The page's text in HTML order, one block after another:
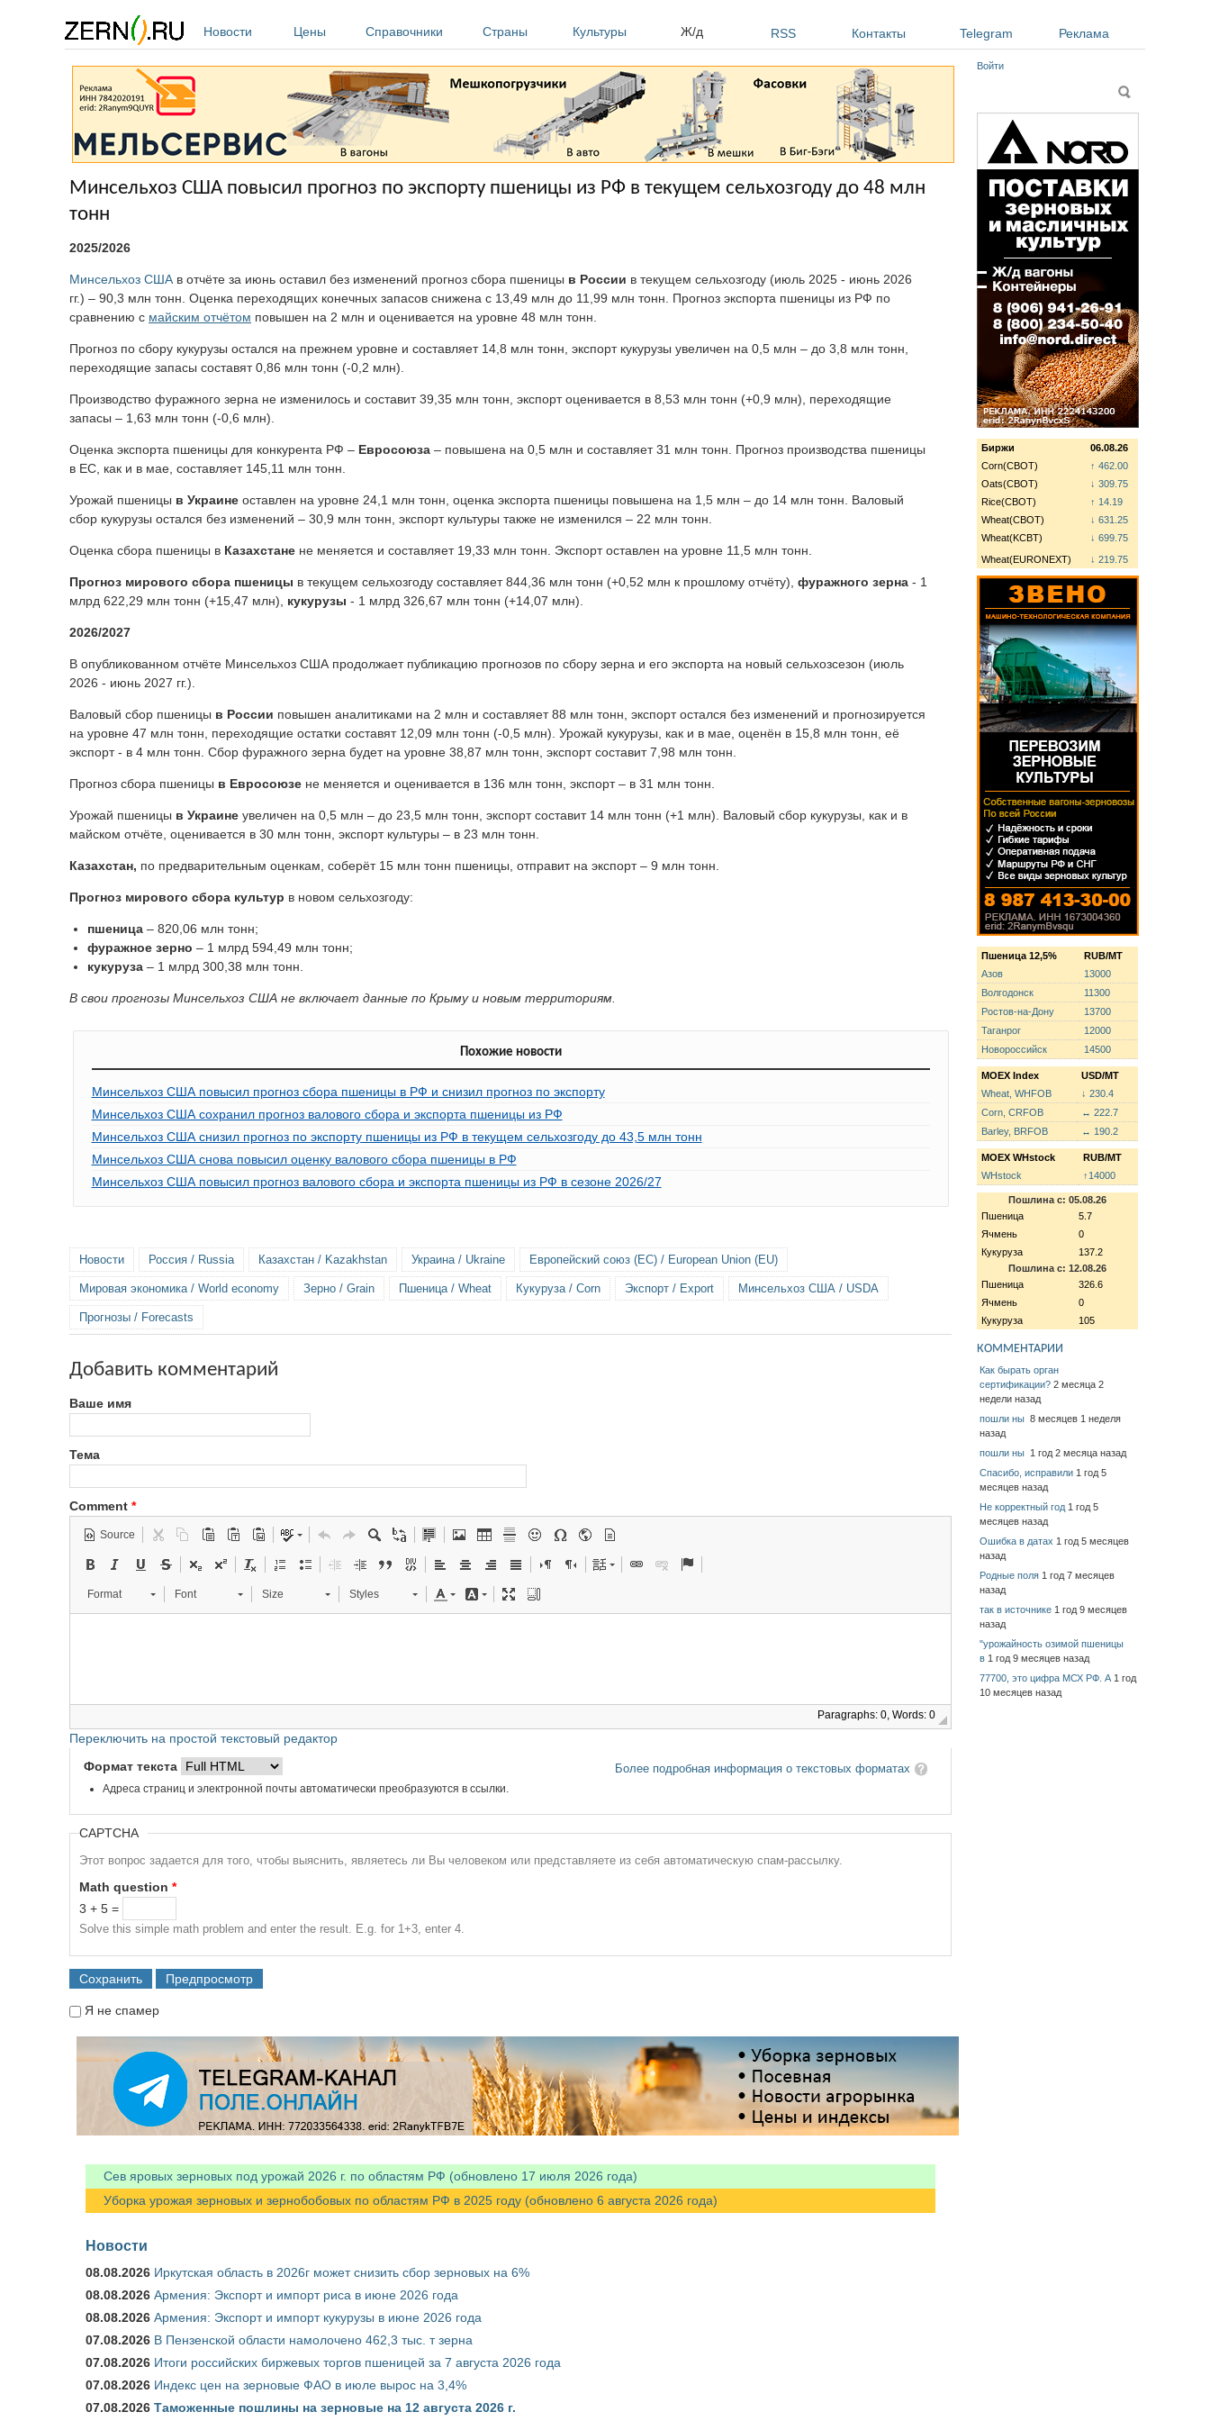
Новости
Цены Справочники Страны Культуры Ж/д RSS Контакты Telegram Реклама
Минсельхоз США повысил прогноз по экспорту пшеницы из РФ в текущем сельхозгоду до 48 млн
тонн
2025/2026
Минсельхоз США в отчёте за июнь оставил без изменений прогноз сбора пшеницы в России в текущем сельхозгоду (июль 2025 - июнь 2026
гг.) – 90,3 млн тонн. Оценка переходящих конечных запасов снижена с 13,49 млн до 11,99 млн тонн. Прогноз экспорта пшеницы из РФ по
сравнению с майским отчётом повышен на 2 млн и оценивается на уровне 48 млн тонн.
Прогноз по сбору кукурузы остался на прежнем уровне и составляет 14,8 млн тонн, экспорт кукурузы увеличен на 0,5 млн – до 3,8 млн тонн,
переходящие запасы составят 0,86 млн тонн (-0,2 млн).
Производство фуражного зерна не изменилось и составит 39,35 млн тонн, экспорт оценивается в 8,53 млн тонн (+0,9 млн), переходящие
запасы – 1,63 млн тонн (-0,6 млн).
Оценка экспорта пшеницы для конкурента РФ – Евросоюза – повышена на 0,5 млн и составляет 31 млн тонн. Прогноз производства пшеницы
в ЕС, как и в мае, составляет 145,11 млн тонн.
Урожай пшеницы в Украине оставлен на уровне 24,1 млн тонн, оценка экспорта пшеницы повышена на 1,5 млн – до 14 млн тонн. Валовый
сбор кукурузы остался без изменений – 30,9 млн тонн, экспорт культуры также не изменился – 22 млн тонн.
Оценка сбора пшеницы в Казахстане не меняется и составляет 19,33 млн тонн. Экспорт оставлен на уровне 11,5 млн тонн.
Прогноз мирового сбора пшеницы в текущем сельхозгоду составляет 844,36 млн тонн (+0,52 млн к прошлому отчёту), фуражного зерна - 1
млрд 622,29 млн тонн (+15,47 млн), кукурузы - 1 млрд 326,67 млн тонн (+14,07 млн).
2026/2027
В опубликованном отчёте Минсельхоз США продолжает публикацию прогнозов по сбору зерна и его экспорта на новый сельхозсезон (июль
2026 - июнь 2027 гг.).
Валовый сбор пшеницы в России повышен аналитиками на 2 млн и составляет 88 млн тонн, экспорт остался без изменений и прогнозируется
на уровне 47 млн тонн, переходящие остатки составят 12,09 млн тонн (-0,5 млн). Урожай кукурузы, как и в мае, оценён в 15,8 млн тонн, её
экспорт - в 4 млн тонн. Сбор фуражного зерна будет на уровне 38,87 млн тонн, экспорт составит 7,98 млн тонн.
Прогноз сбора пшеницы в Евросоюзе не меняется и оценивается в 136 млн тонн, экспорт – в 31 млн тонн.
Урожай пшеницы в Украине увеличен на 0,5 млн – до 23,5 млн тонн, экспорт составит 14 млн тонн (+1 млн). Валовый сбор кукурузы, как и в
майском отчёте, оценивается в 30 млн тонн, экспорт культуры – в 23 млн тонн.
Казахстан, по предварительным оценкам, соберёт 15 млн тонн пшеницы, отправит на экспорт – 9 млн тонн.
Прогноз мирового сбора культур в новом сельхозгоду:
пшеница– 820,06 млн тонн;
фуражное зерно – 1 млрд 594,49 млн тонн;
кукуруза– 1 млрд 300,38 млн тонн.
В свои прогнозы Минсельхоз США не включает данные по Крыму и новым территориям.
Похожие новости
Минсельхоз США повысил прогноз сбора пшеницы в РФ и снизил прогноз по экспорту
Минсельхоз США сохранил прогноз валового сбора и экспорта пшеницы из РФ
Минсельхоз США снизил прогноз по экспорту пшеницы из РФ в текущем сельхозгоду до 43,5 млн тонн
Минсельхоз США снова повысил оценку валового сбора пшеницы в РФ
Минсельхоз США повысил прогноз валового сбора и экспорта пшеницы из РФ в сезоне 2026/27
Новости Россия / Russia Казахстан / Kazakhstan Украина / Ukraine Европейский союз (ЕС) / European Union (EU)
Мировая экономика / World economy Зерно / Grain Пшеница / Wheat Кукуруза / Corn Экспорт / Export Минсельхоз США / USDA
Прогнозы / Forecasts
Добавить комментарий
Ваше имя
Тема
Comment *
Source
Format Font Size Styles
Paragraphs: 0, Words: 0
Переключить на простой текстовый редактор
Более подробная информация о текстовых форматах
Формат текста
Адреса страниц и электронной почты автоматически преобразуются в ссылки.
CAPTCHA
Этот вопрос задается для того, чтобы выяснить, являетесь ли Вы человеком или представляете из себя автоматическую спам-рассылку.
Math question *
3 + 5 =
Solve this simple math problem and enter the result. E.g. for 1+3, enter 4.
Я не спамер
Сев яровых зерновых под урожай 2026 г. по областям РФ (обновлено 17 июля 2026 года)
Уборка урожая зерновых и зернобобовых по областям РФ в 2025 году (обновлено 6 августа 2026 года)
Новости
08.08.2026 Иркутская область в 2026г может снизить сбор зерновых на 6%
08.08.2026 Армения: Экспорт и импорт риса в июне 2026 года
08.08.2026 Армения: Экспорт и импорт кукурузы в июне 2026 года
07.08.2026 В Пензенской области намолочено 462,3 тыс. т зерна
07.08.2026 Итоги российских биржевых торгов пшеницей за 7 августа 2026 года
07.08.2026 Индекс цен на зерновые ФАО в июле вырос на 3,4%
07.08.2026 Таможенные пошлины на зерновые на 12 августа 2026 г.
Войти
Поиск
Биржи
06.08.26
Corn(CBOT)
↑ 462.00
Oats(CBOT)
↓ 309.75
Rice(CBOT)
↑ 14.19
Wheat(CBOT)
↓ 631.25
Wheat(KCBT)
↓ 699.75
Wheat(EURONEXT)
↓ 219.75
Пшеница 12,5%
RUB/MT
Азов
13000
Волгодонск
11300
Ростов-на-Дону
13700
Таганрог
12000
Новороссийск
14500
MOEX Index
USD/MT
Wheat, WHFOB
↓ 230.4
Corn, CRFOB
↔ 222.7
Barley, BRFOB
↔ 190.2
MOEX WHstock
RUB/MT
WHstock
↑14000
Пошлина с: 05.08.26
Пшеница
5.7
Ячмень
0
Кукуруза
137.2
Пошлина с: 12.08.26
Пшеница
326.6
Ячмень
0
Кукуруза
105
КОММЕНТАРИИ
Как бырать орган
сертификации? 2 месяца 2
недели назад
пошли ны 8 месяцев 1 неделя
назад
пошли ны 1 год 2 месяца назад
Спасибо, исправили 1 год 5
месяцев назад
Не корректный год 1 год 5
месяцев назад
Ошибка в датах 1 год 5 месяцев
назад
Родные поля 1 год 7 месяцев
назад
так в источнике 1 год 9 месяцев
назад
"урожайность озимой пшеницы
в 1 год 9 месяцев назад
77700, это цифра МСХ РФ. А 1 год
10 месяцев назад